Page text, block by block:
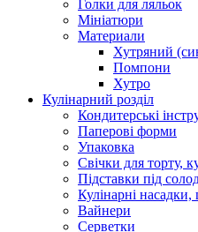
Голки для ляльок
Мініатюри
Материали
Хутряний
Помпони
Хутро
Кулінарний розділ
Кондитерські
Паперові форми
Упаковка
Свічки для торту,
Підставки під
Кулінарні
Вайнери
Серветки